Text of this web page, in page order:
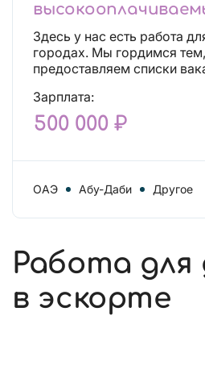
Здесь у нас есть работа
городах. Мы гордимся
предоставляем списки
Зарплата:
500 000 ₽
ОАЭ Абу-Даби Другое
Работа для
в эскорте